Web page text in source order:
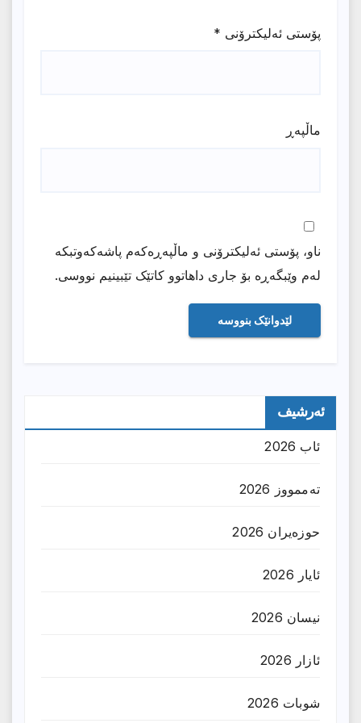
پۆستی ئەلیکترۆنی *
ماڵپه‌ڕ
ناو، پۆستی ئەلیکترۆنی و ماڵپەڕەکەم پاشەکەوتبکە
لەم وێبگەڕە بۆ جاری داهاتوو کاتێک تێبینیم نووسی.
ئەرشیف
ئاب 2026
تەممووز 2026
حوزه‌یران 2026
ئایار 2026
نیسان 2026
ئازار 2026
شوبات 2026